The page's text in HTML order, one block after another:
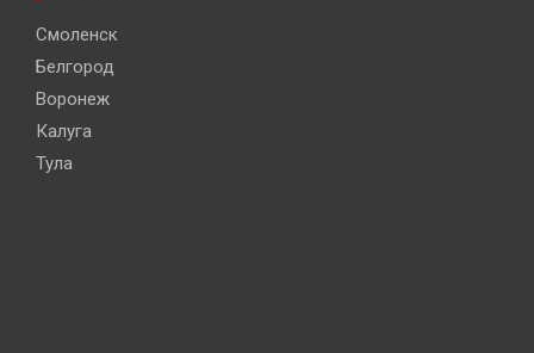
Смоленск
Белгород
Воронеж
Калуга
Тула